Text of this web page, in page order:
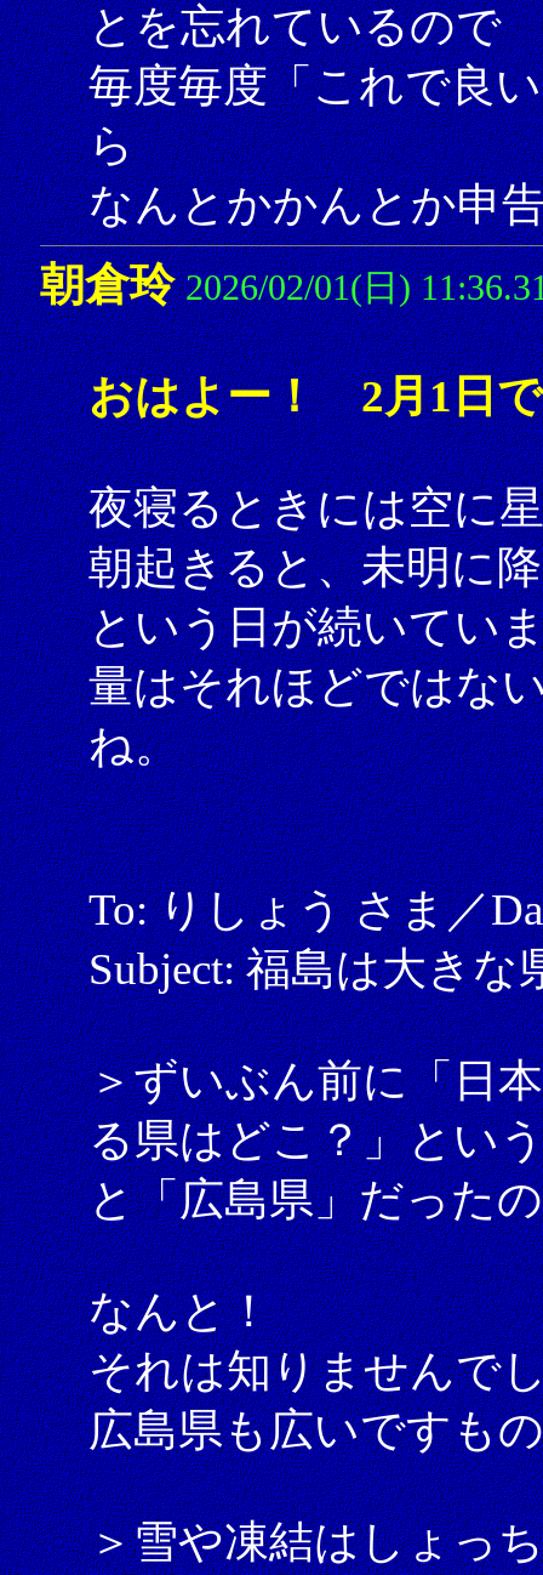
とを忘れているので
毎度毎度「これで良
ら
なんとかかんとか申
朝倉玲 2026/02/01(日)
おはよー！ 2月1日
夜寝るときには空に
朝起きると、未明に
という日が続いてい
量はそれほどではな
ね。
To: りしょう さま／
Subject: 福島は大きな
＞ずいぶん前に「日
る県はどこ？」とい
と「広島県」だった
なんと！
それは知りませんで
広島県も広いですも
＞雪や凍結はしょっ